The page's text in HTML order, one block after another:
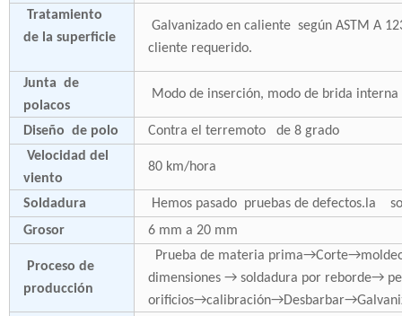
Tratamiento
de la superficie
Galvanizado en caliente según ASTM A
cliente requerido.
Junta de
polacos
Modo de inserción, modo de brida
Diseño de polo
Contra el terremoto de 8 grado
Velocidad del
viento
80 km/hora
Soldadura
Hemos pasado pruebas de defectos.la
Grosor
6 mm a 20 mm
Proceso de
producción
Prueba de materia
dimensiones → soldadura por reborde→